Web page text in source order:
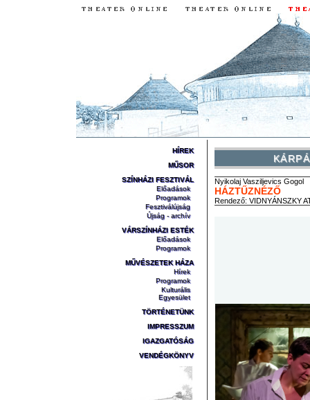
HÍREK
MŰSOR
SZÍNHÁZI FESZTIVÁL
Előadások
Programok
Fesztiválújság
Újság - archív
VÁRSZÍNHÁZI ESTÉK
Előadások
Programok
MŰVÉSZETEK HÁZA
Hírek
Programok
Kulturális
Egyesület
TÖRTÉNETÜNK
IMPRESSZUM
IGAZGATÓSÁG
VENDÉGKÖNYV
Nyikolaj Vasziljevics Gogol
HÁZTŰZNÉZŐ
Rendező: VIDNYÁNSZKY